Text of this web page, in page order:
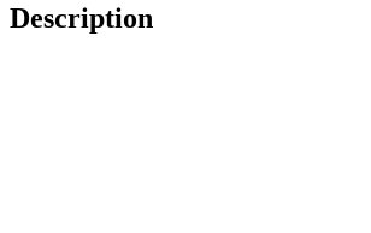
Description